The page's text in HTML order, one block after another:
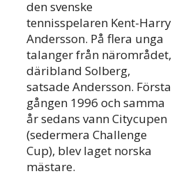
den svenske
tennisspelaren Kent-Harry
Andersson. På flera unga
talanger från närområdet,
däribland Solberg,
satsade Andersson. Första
gången 1996 och samma
år sedans vann Citycupen
(sedermera Challenge
Cup), blev laget norska
mästare.